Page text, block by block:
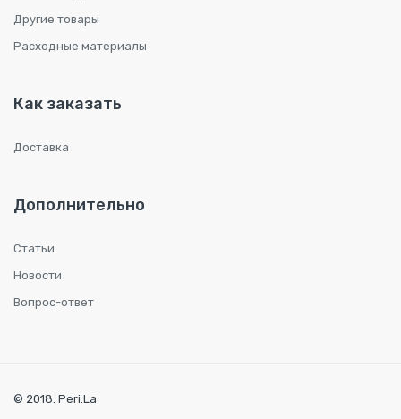
Другие товары
Расходные материалы
Как заказать
Доставка
Дополнительно
Статьи
Новости
Вопрос-ответ
© 2018. Peri.La